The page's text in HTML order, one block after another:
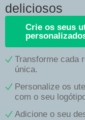
deliciosos
Crie os seus
Transforme cada
única.
Personalize os
com o seu
Adicione o seu